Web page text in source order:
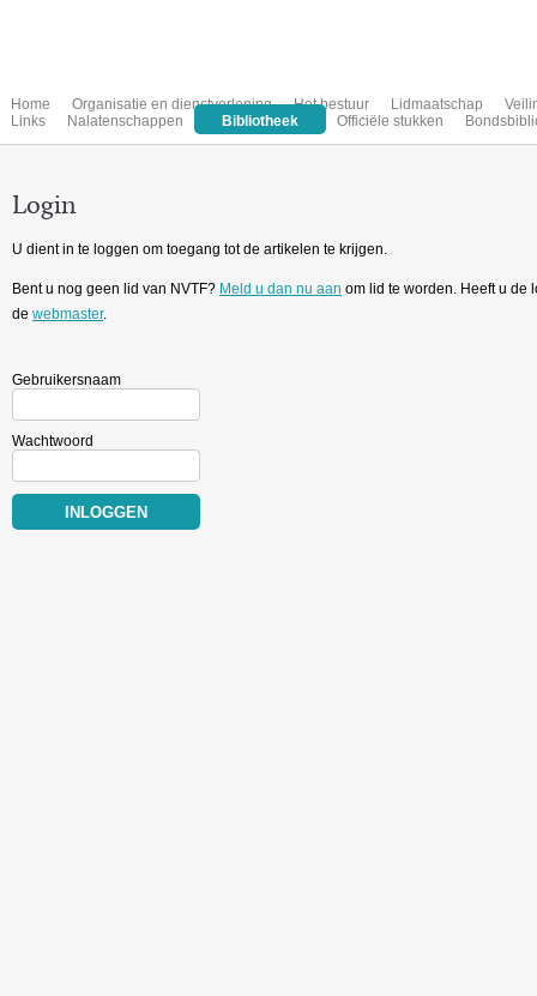
Home Organisatie en dienstverlening Het bestuur Lidmaatschap
Links
Nalatenschappen Bibliotheek Officiële stukken
Login
U dient in te loggen om toegang tot de artikelen te krijgen.
Bent u nog geen lid van NVTF? Meld u dan nu aan om lid te worden. Heeft u de
de webmaster.
Gebruikersnaam
Wachtwoord